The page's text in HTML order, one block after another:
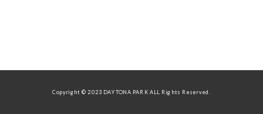
Copyright © 2023 DAYTONA PARK ALL Rights Reserved.